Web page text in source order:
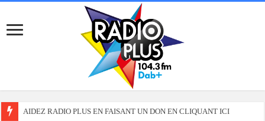
AIDEZ RADIO PLUS EN FAISANT UN DON EN CLIQUANT ICI